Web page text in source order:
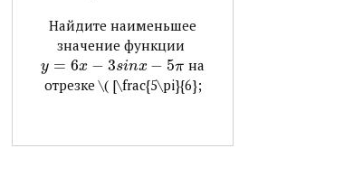
Найдите наименьшее
значение функции ​
y = 6x − 3sinx − 5π ​ на
отрезке ​\( [\frac{5\pi}{6};